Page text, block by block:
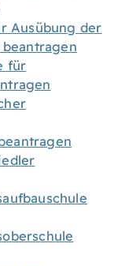
Ausübung der
für